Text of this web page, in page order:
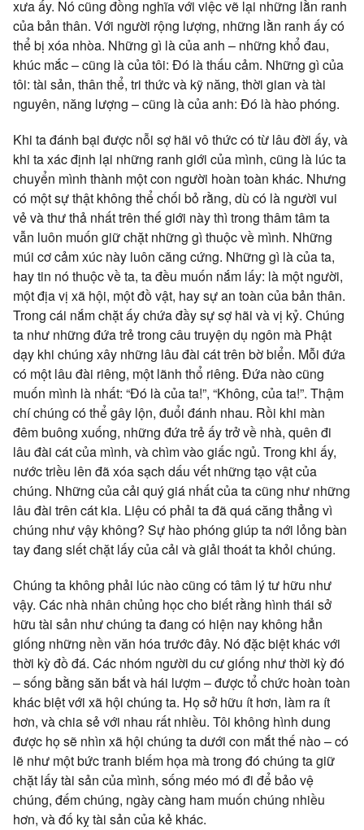
xưa ấy. Nó cũng đồng nghĩa với việc vẽ lại những lằn ranh
của bản thân. Với người rộng lượng, những lằn ranh ấy có
thể bị xóa nhòa. Những gì là của anh – những khổ đau,
khúc mắc – cũng là của tôi: Đó là thấu cảm. Những gì của
tôi: tài sản, thân thể, tri thức và kỹ năng, thời gian và tài
nguyên, năng lượng – cũng là của anh: Đó là hào phóng.
Khi ta đánh bại được nỗi sợ hãi vô thức có từ lâu đời ấy, và
khi ta xác định lại những ranh giới của mình, cũng là lúc ta
chuyển mình thành một con người hoàn toàn khác. Nhưng
có một sự thật không thể chối bỏ rằng, dù có là người vui
vẻ và thư thả nhất trên thế giới này thì trong thâm tâm ta
vẫn luôn muốn giữ chặt những gì thuộc về mình. Những
múi cơ cảm xúc này luôn căng cứng. Những gì là của ta,
hay tin nó thuộc về ta, ta đều muốn nắm lấy: là một người,
một địa vị xã hội, một đồ vật, hay sự an toàn của bản thân.
Trong cái nắm chặt ấy chứa đầy sự sợ hãi và vị kỷ. Chúng
ta như những đứa trẻ trong câu truyện dụ ngôn mà Phật
dạy khi chúng xây những lâu đài cát trên bờ biển. Mỗi đứa
có một lâu đài riêng, một lãnh thổ riêng. Đứa nào cũng
muốn mình là nhất: “Đó là của ta!”, “Không, của ta!”. Thậm
chí chúng có thể gây lộn, đuổi đánh nhau. Rồi khi màn
đêm buông xuống, những đứa trẻ ấy trở về nhà, quên đi
lâu đài cát của mình, và chìm vào giấc ngủ. Trong khi ấy,
nước triều lên đã xóa sạch dấu vết những tạo vật của
chúng. Những của cải quý giá nhất của ta cũng như những
lâu đài trên cát kia. Liệu có phải ta đã quá căng thẳng vì
chúng như vậy không? Sự hào phóng giúp ta nới lỏng bàn
tay đang siết chặt lấy của cải và giải thoát ta khỏi chúng.
Chúng ta không phải lúc nào cũng có tâm lý tư hữu như
vậy. Các nhà nhân chủng học cho biết rằng hình thái sở
hữu tài sản như chúng ta đang có hiện nay không hẳn
giống những nền văn hóa trước đây. Nó đặc biệt khác với
thời kỳ đồ đá. Các nhóm người du cư giống như thời kỳ đó
– sống bằng săn bắt và hái lượm – được tổ chức hoàn toàn
khác biệt với xã hội chúng ta. Họ sở hữu ít hơn, làm ra ít
hơn, và chia sẻ với nhau rất nhiều. Tôi không hình dung
được họ sẽ nhìn xã hội chúng ta dưới con mắt thế nào – có
lẽ như một bức tranh biếm họa mà trong đó chúng ta giữ
chặt lấy tài sản của mình, sống méo mó đi để bảo vệ
chúng, đếm chúng, ngày càng ham muốn chúng nhiều
hơn, và đố kỵ tài sản của kẻ khác.